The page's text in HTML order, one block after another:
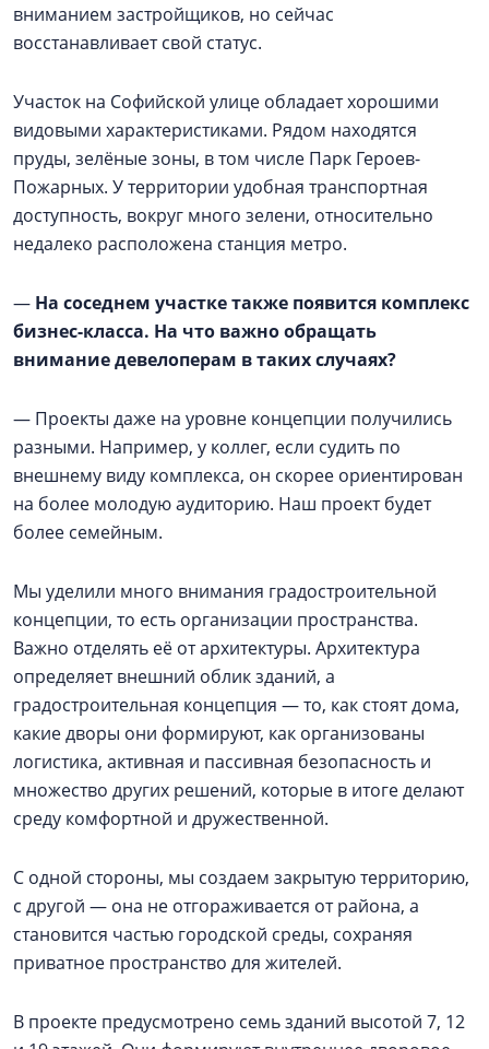
вниманием застройщиков, но сейчас
восстанавливает свой статус.
Участок на Софийской улице обладает хорошими
видовыми характеристиками. Рядом находятся
пруды, зелёные зоны, в том числе Парк Героев-
Пожарных. У территории удобная транспортная
доступность, вокруг много зелени, относительно
недалеко расположена станция метро.
— На соседнем участке также появится комплекс
бизнес-класса. На что важно обращать
внимание девелоперам в таких случаях?
— Проекты даже на уровне концепции получились
разными. Например, у коллег, если судить по
внешнему виду комплекса, он скорее ориентирован
на более молодую аудиторию. Наш проект будет
более семейным.
Мы уделили много внимания градостроительной
концепции, то есть организации пространства.
Важно отделять её от архитектуры. Архитектура
определяет внешний облик зданий, а
градостроительная концепция — то, как стоят дома,
какие дворы они формируют, как организованы
логистика, активная и пассивная безопасность и
множество других решений, которые в итоге делают
среду комфортной и дружественной.
С одной стороны, мы создаем закрытую территорию,
с другой — она не отгораживается от района, а
становится частью городской среды, сохраняя
приватное пространство для жителей.
В проекте предусмотрено семь зданий высотой 7, 12